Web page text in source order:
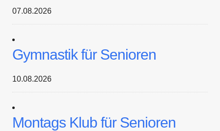
07.08.2026
Gymnastik für Senioren
10.08.2026
Montags Klub für Senioren